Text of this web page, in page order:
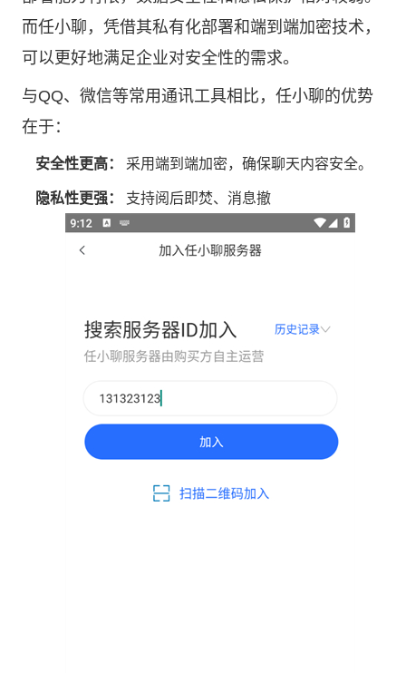
而任小聊，凭借其私有化部署和端到端加密技术，
可以更好地满足企业对安全性的需求。
与QQ、微信等常用通讯工具相比，任小聊的优势
在于：
安全性更高： 采用端到端加密，确保聊天内容安全。
隐私性更强： 支持阅后即焚、消息撤